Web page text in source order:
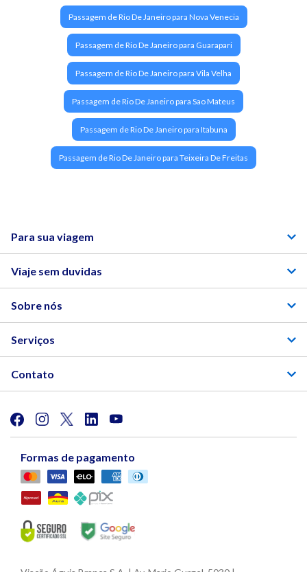
Passagem de Rio De Janeiro para Nova Venecia
Passagem de Rio De Janeiro para Guarapari
Passagem de Rio De Janeiro para Vila Velha
Passagem de Rio De Janeiro para Sao Mateus
Passagem de Rio De Janeiro para Itabuna
Passagem de Rio De Janeiro para Teixeira De Freitas
Para sua viagem
Viaje sem duvidas
Sobre nós
Serviços
Contato
Formas de pagamento